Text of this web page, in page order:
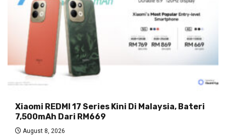
Xiaomi REDMI 17 Series Kini Di Malaysia, Bateri
7,500mAh Dari RM669
August 8, 2026